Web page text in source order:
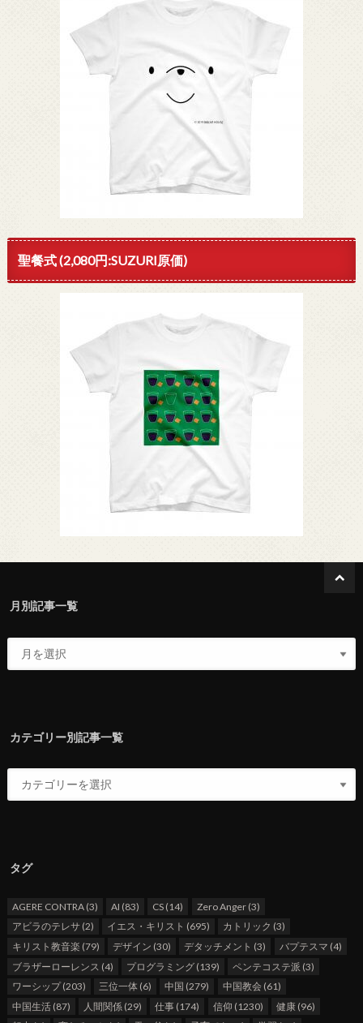
聖餐式 (2,080円:SUZURI原価)
月別記事一覧
カテゴリー別記事一覧
タグ
AGERE CONTRA(3) AI (83) CS (14) Zero Anger(3)
アビラのテレサ(2) イエス・キリスト (695) カトリック (3)
キリスト教音楽 (79) デザイン (30) デタッチメント (3) バプテスマ (4)
ブラザーローレンス (4) プログラミング (139) ペンテコステ派 (3)
ワーシップ(203) 三位一体 (6) 中国 (279) 中国教会(61)
中国生活(87) 人間関係 (29) 仕事 (174) 信仰 (1230) 健康(96)